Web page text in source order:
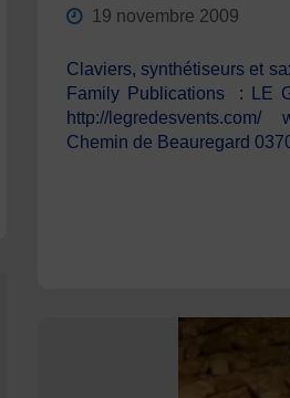
19 novembre 2009
Claviers, synthétiseurs et
Family Publications : LE
http://legredesvents.com/
Chemin de Beauregard